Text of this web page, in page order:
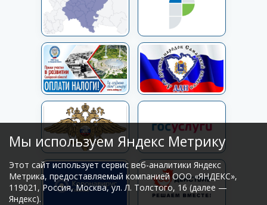
Мы используем Яндекс Метрику
Этот сайт использует сервис веб-аналитики Яндекс
Метрика, предоставляемый компанией ООО «ЯНДЕКС»,
119021, Россия, Москва, ул. Л. Толстого, 16 (далее —
Яндекс).